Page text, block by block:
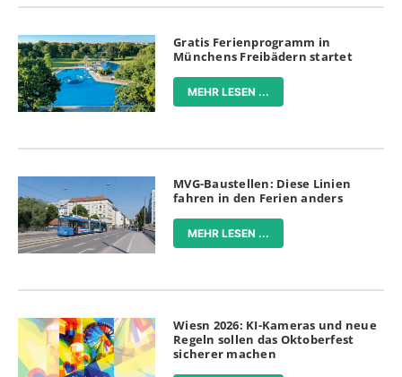
Gratis Ferienprogramm in
Münchens Freibädern startet
MEHR LESEN ...
MVG-Baustellen: Diese Linien
fahren in den Ferien anders
MEHR LESEN ...
Wiesn 2026: KI-Kameras und neue
Regeln sollen das Oktoberfest
sicherer machen